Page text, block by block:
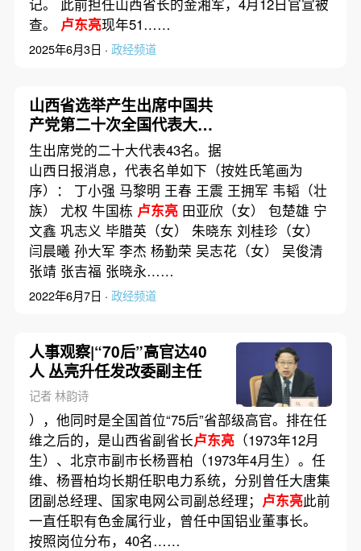
记。 此前担任山西省长的金湘军，4月12日官宣被
查。 卢东亮现年51……
2025年6月3日 · 政经频道
山西省选举产生出席中国共
产党第二十次全国代表大会
代表
生出席党的二十大代表43名。据
山西日报消息，代表名单如下（按姓氏笔画为
序）： 丁小强 马黎明 王春 王震 王拥军 韦韬（壮
族） 尤权 牛国栋 卢东亮田亚欣（女） 包楚雄 宁
文鑫 巩志义 毕腊英（女） 朱晓东 刘桂珍（女）
闫晨曦 孙大军 李杰 杨勤荣 吴志花（女） 吴俊清
张靖 张吉福 张晓永……
2022年6月7日 · 政经频道
人事观察|“70后”高官达40
人 丛亮升任发改委副主任
记者 林韵诗
），他同时是全国首位“75后”省部级高官。排在任
维之后的，是山西省副省长卢东亮（1973年12月
生）、北京市副市长杨晋柏（1973年4月生）。任
维、杨晋柏均长期任职电力系统，分别曾任大唐集
团副总经理、国家电网公司副总经理； 卢东亮此前
一直任职有色金属行业，曾任中国铝业董事长。
按照岗位分布，40名……